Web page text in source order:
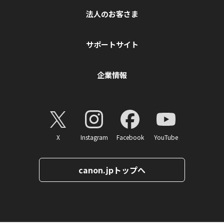
法人のお客さま
サポートサイト
企業情報
X Instagram Facebook YouTube
canon.jpトップへ